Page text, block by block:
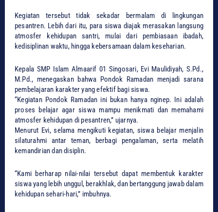
Kegiatan tersebut tidak sekadar bermalam di lingkungan
pesantren. Lebih dari itu, para siswa diajak merasakan langsung
atmosfer kehidupan santri, mulai dari pembiasaan ibadah,
kedisiplinan waktu, hingga kebersamaan dalam keseharian.
Kepala SMP Islam Almaarif 01 Singosari, Evi Maulidiyah, S.Pd.,
M.Pd., menegaskan bahwa Pondok Ramadan menjadi sarana
pembelajaran karakter yang efektif bagi siswa.
“Kegiatan Pondok Ramadan ini bukan hanya nginep. Ini adalah
proses belajar agar siswa mampu menikmati dan memahami
atmosfer kehidupan di pesantren,” ujarnya.
Menurut Evi, selama mengikuti kegiatan, siswa belajar menjalin
silaturahmi antar teman, berbagi pengalaman, serta melatih
kemandirian dan disiplin.
“Kami berharap nilai-nilai tersebut dapat membentuk karakter
siswa yang lebih unggul, berakhlak, dan bertanggung jawab dalam
kehidupan sehari-hari,” imbuhnya.